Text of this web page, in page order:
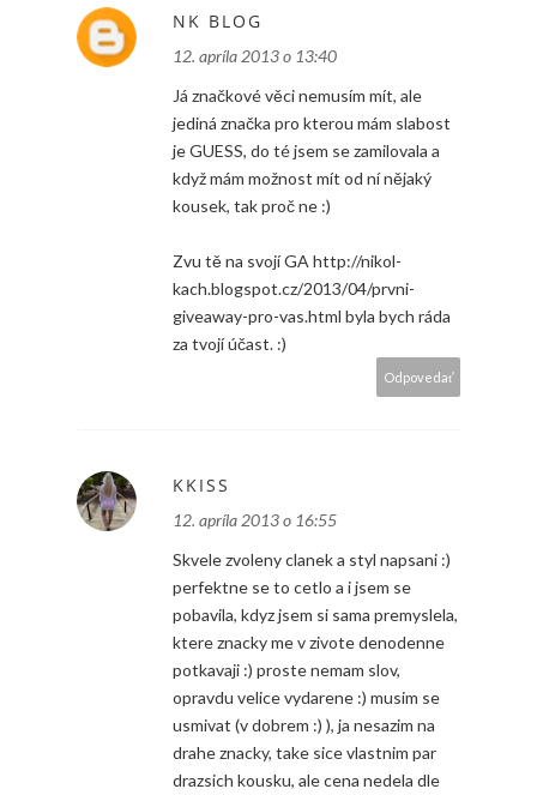
NK BLOG
12. apríla 2013 o 13:40
Já značkové věci nemusím mít, ale
jediná značka pro kterou mám slabost
je GUESS, do té jsem se zamilovala a
když mám možnost mít od ní nějaký
kousek, tak proč ne :)
Zvu tě na svojí GA http://nikol-
kach.blogspot.cz/2013/04/prvni-
giveaway-pro-vas.html byla bych ráda
za tvojí účast. :)
Odpovedať
KKISS
12. apríla 2013 o 16:55
Skvele zvoleny clanek a styl napsani :)
perfektne se to cetlo a i jsem se
pobavila, kdyz jsem si sama premyslela,
ktere znacky me v zivote denodenne
potkavaji :) proste nemam slov,
opravdu velice vydarene :) musim se
usmivat (v dobrem :) ), ja nesazim na
drahe znacky, take sice vlastnim par
drazsich kousku, ale cena nedela dle